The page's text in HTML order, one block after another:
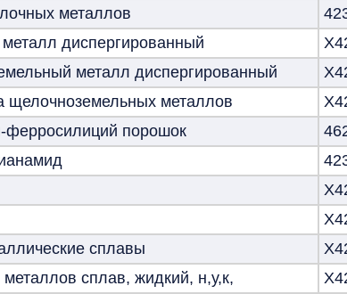
металлов
диспергированный
металл диспергированный
щелочноземельных металлов
порошок
сплавы
сплав, жидкий, н,у,к,